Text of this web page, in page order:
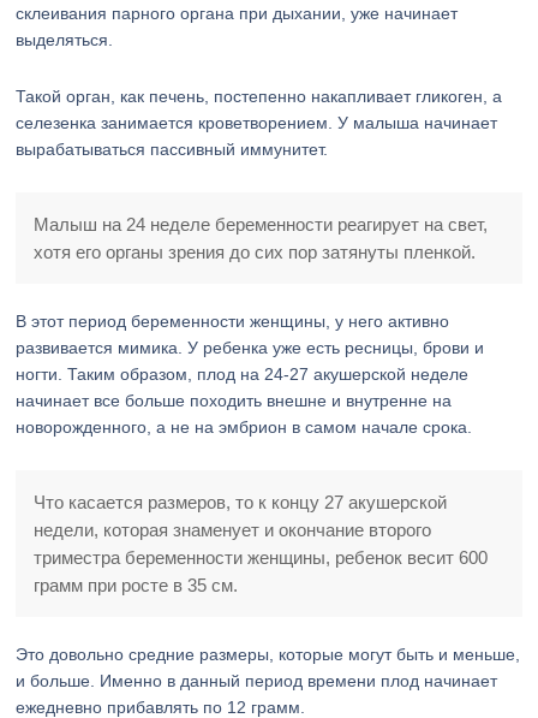
склеивания парного органа при дыхании, уже начинает
выделяться.
Такой орган, как печень, постепенно накапливает гликоген, а
селезенка занимается кроветворением. У малыша начинает
вырабатываться пассивный иммунитет.
Малыш на 24 неделе беременности реагирует на свет,
хотя его органы зрения до сих пор затянуты пленкой.
В этот период беременности женщины, у него активно
развивается мимика. У ребенка уже есть ресницы, брови и
ногти. Таким образом, плод на 24-27 акушерской неделе
начинает все больше походить внешне и внутренне на
новорожденного, а не на эмбрион в самом начале срока.
Что касается размеров, то к концу 27 акушерской
недели, которая знаменует и окончание второго
триместра беременности женщины, ребенок весит 600
грамм при росте в 35 см.
Это довольно средние размеры, которые могут быть и меньше,
и больше. Именно в данный период времени плод начинает
ежедневно прибавлять по 12 грамм.